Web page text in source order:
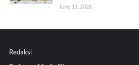
June 11, 2026
Redaksi